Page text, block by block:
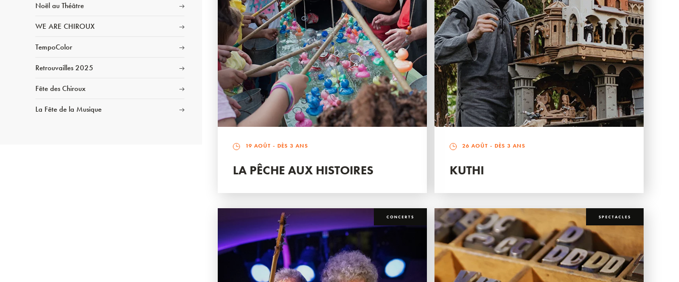
Noël au Théâtre
WE ARE CHIROUX
TempoColor
Retrouvailles 2025
Fête des Chiroux
La Fête de la Musique
19 AOÛT - DÈS 3 ANS
LA PÊCHE AUX HISTOIRES
26 AOÛT - DÈS 3 ANS
KUTHI
CONCERTS SPECTACLES